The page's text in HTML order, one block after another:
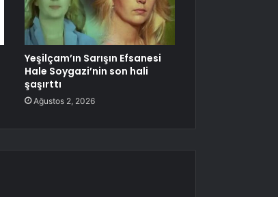
Yeşilçam’ın Sarışın Efsanesi
Hale Soygazi’nin son hali
şaşırttı
Ağustos 2, 2026